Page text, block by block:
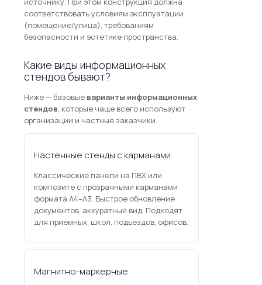
соответствовать условиям эксплуатации
(помещение/улица), требованиям
безопасности и эстетике пространства.
Какие виды информационных
стендов бывают?
Ниже — базовые варианты информационных
стендов, которые чаще всего используют
организации и частные заказчики.
Настенные стенды с карманами
Классические панели на ПВХ или
композите с прозрачными карманами
формата A4–A3. Быстрое обновление
документов, аккуратный вид. Подходят
для приёмных, школ, подъездов, офисов.
Магнитно-маркерные